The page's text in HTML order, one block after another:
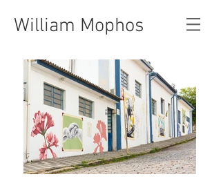
William Mophos